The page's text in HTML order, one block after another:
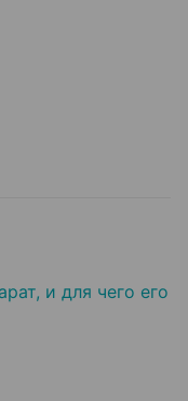
и для чего его